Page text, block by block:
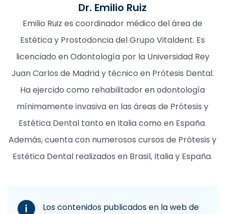
Dr. Emilio Ruiz
Emilio Ruiz es coordinador médico del área de
Estética y Prostodoncia del Grupo Vitaldent. Es
licenciado en Odontología por la Universidad Rey
Juan Carlos de Madrid y técnico en Prótesis Dental.
Ha ejercido como rehabilitador en odontología
mínimamente invasiva en las áreas de Prótesis y
Estética Dental tanto en Italia como en España.
Además, cuenta con numerosos cursos de Prótesis y
Estética Dental realizados en Brasil, Italia y España.
Los contenidos publicados en la web de